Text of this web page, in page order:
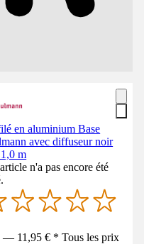
en aluminium Base
avec diffuseur noir
m
n'a pas encore été
— 11,95 € * Tous les prix